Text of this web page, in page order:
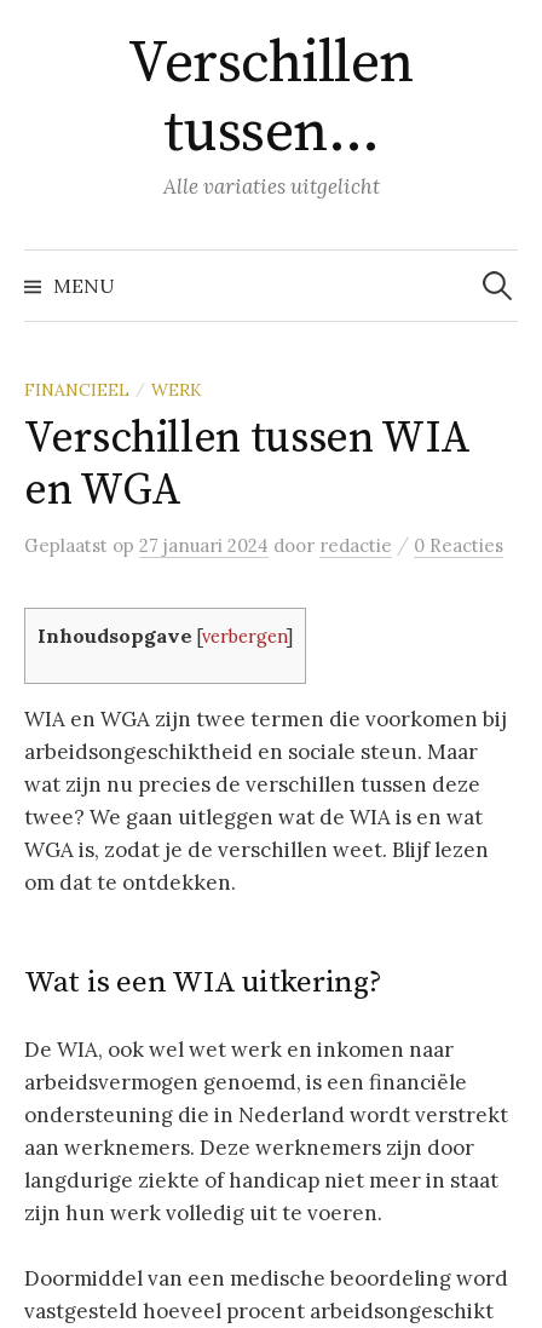
Verschillen
tussen…
Alle variaties uitgelicht
MENU
Zoeken
naar:
FINANCIEEL / WERK
Verschillen tussen WIA
en WGA
Geplaatst op 27 januari 2024 door redactie / 0 Reacties
Inhoudsopgave [verbergen]
WIA en WGA zijn twee termen die voorkomen bij
arbeidsongeschiktheid en sociale steun. Maar
wat zijn nu precies de verschillen tussen deze
twee? We gaan uitleggen wat de WIA is en wat
WGA is, zodat je de verschillen weet. Blijf lezen
om dat te ontdekken.
Wat is een WIA uitkering?
De WIA, ook wel wet werk en inkomen naar
arbeidsvermogen genoemd, is een financiële
ondersteuning die in Nederland wordt verstrekt
aan werknemers. Deze werknemers zijn door
langdurige ziekte of handicap niet meer in staat
zijn hun werk volledig uit te voeren.
Doormiddel van een medische beoordeling word
vastgesteld hoeveel procent arbeidsongeschikt